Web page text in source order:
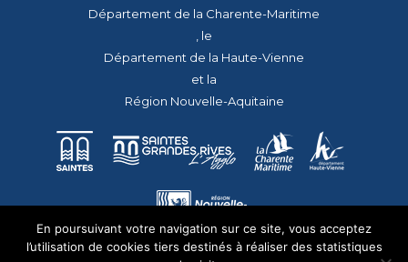
Département de la Charente-Maritime
, le
Département de la Haute-Vienne
et la
Région Nouvelle-Aquitaine
En poursuivant votre navigation sur ce site, vous acceptez
l’utilisation de cookies tiers destinés à réaliser des statistiques